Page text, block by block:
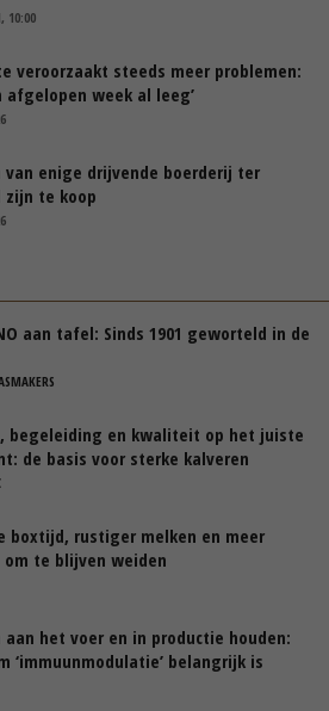
10:00
veroorzaakt steeds meer problemen:
afgelopen week al leeg’
van enige drijvende boerderij ter
zijn te koop
aan tafel: Sinds 1901 geworteld in de
begeleiding en kwaliteit op het juiste
de basis voor sterke kalveren
boxtijd, rustiger melken en meer
te blijven weiden
aan het voer en in productie houden:
‘immuunmodulatie’ belangrijk is
transitieperiode